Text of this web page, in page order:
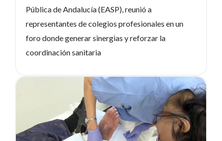
Pública de Andalucía (EASP), reunió a
representantes de colegios profesionales en un
foro donde generar sinergias y reforzar la
coordinación sanitaria
Ver noticia